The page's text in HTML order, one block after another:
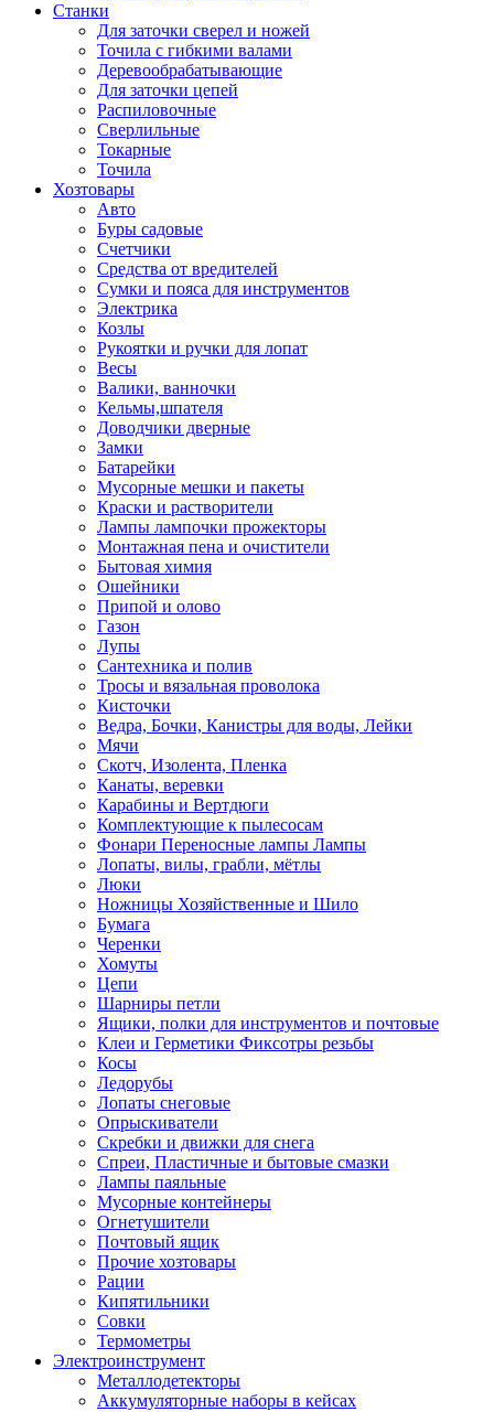
Станки
Для заточки сверел и ножей
Точила с гибкими валами
Деревообрабатывающие
Для заточки цепей
Распиловочные
Сверлильные
Токарные
Точила
Хозтовары
Авто
Буры садовые
Счетчики
Средства от вредителей
Сумки и пояса для инструментов
Электрика
Козлы
Рукоятки и ручки для лопат
Весы
Валики, ванночки
Кельмы,шпателя
Доводчики дверные
Замки
Батарейки
Мусорные мешки и пакеты
Краски и растворители
Лампы лампочки прожекторы
Монтажная пена и очистители
Бытовая химия
Ошейники
Припой и олово
Газон
Лупы
Сантехника и полив
Тросы и вязальная проволока
Кисточки
Ведра, Бочки, Канистры для воды, Лейки
Мячи
Скотч, Изолента, Пленка
Канаты, веревки
Карабины и Вертдюги
Комплектующие к пылесосам
Фонари Переносные лампы Лампы
Лопаты, вилы, грабли, мётлы
Люки
Ножницы Хозяйственные и Шило
Бумага
Черенки
Хомуты
Цепи
Шарниры петли
Ящики, полки для инструментов и почтовые
Клеи и Герметики Фиксотры резьбы
Косы
Ледорубы
Лопаты снеговые
Опрыскиватели
Скребки и движки для снега
Спреи, Пластичные и бытовые смазки
Лампы паяльные
Мусорные контейнеры
Огнетушители
Почтовый ящик
Прочие хозтовары
Рации
Кипятильники
Совки
Термометры
Электроинструмент
Металлодетекторы
Аккумуляторные наборы в кейсах